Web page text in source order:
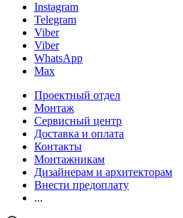
Instagram
Telegram
Viber
Viber
WhatsApp
Max
Проектный отдел
Монтаж
Сервисный центр
Доставка и оплата
Контакты
Монтажникам
Дизайнерам и архитекторам
Внести предоплату
...